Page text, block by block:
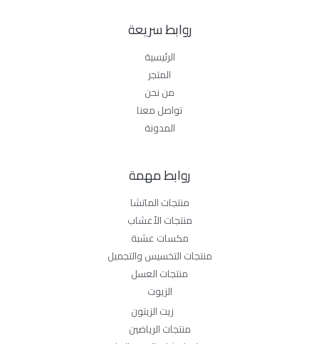
روابط سريعة
الرئيسية
المتجر
من نحن
تواصل معنا
المدونة
روابط مهمة
منتجات الماتشا
منتجات الأعشاب
مكسات عشبة
منتجات التخسيس والتجميل
منتجات العسل
الزيوت
زيت الزيتون
منتجات الرياضين